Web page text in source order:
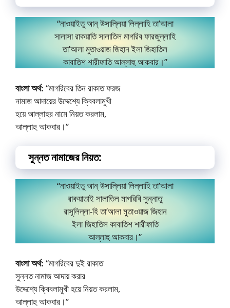
“নাওয়াইতু আন্ উসাল্লিয়া লিল্লাহি তা’আলা
সালাসা রাকয়াতি সালাতিল মাগরিব ফারজুল্লাহি
তা’আলা মুতাওয়াজ জিহান ইলা জিহাতিল
কাবাতিশ শারীফাতি আল্লাহু আকবার।”
বাংলা অর্থ: “মাগরিবের তিন রাকাত ফরজ
নামাজ আদায়ের উদ্দেশ্যে ক্বিবলামুখী
হয়ে আল্লাহর নামে নিয়ত করলাম,
আল্লাহু আকবার।”
সুন্নত নামাজের নিয়ত:
“নাওয়াইতু আন্ উসাল্লিয়া লিল্লাহি তা’আলা
রাকয়াতাই সালাতিল মাগরিবি সুন্নাতু
রাসূলিল্লা-হি তা’আলা মুতাওয়াজ জিহান
ইলা জিহাতিল কাবাতিশ শারীফাতি
আল্লাহু আকবার।”
বাংলা অর্থ: “মাগরিবের দুই রাকাত
সুন্নত নামাজ আদায় করার
উদ্দেশ্যে ক্বিবলামুখী হয়ে নিয়ত করলাম,
আল্লাহু আকবার।”